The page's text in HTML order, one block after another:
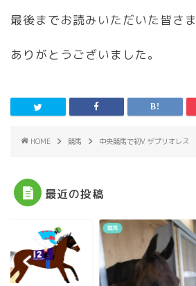
最後までお読みいただいた皆さま
ありがとうございました。
HOME 競馬 中央競馬で初V ザプリオレス
最近の投稿
競馬